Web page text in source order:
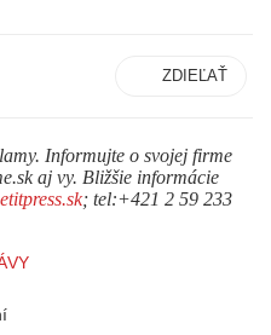
ZDIEĽAŤ
Informujte o svojej firme
aj vy. Bližšie informácie
; tel:+421 2 59 233